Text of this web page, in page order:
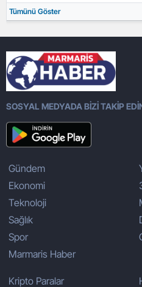
Tümünü Göster
SOSYAL MEDYADA BİZİ TAKİP
Gündem
Ekonomi
Teknoloji
Sağlık
Spor
Marmaris Haber
Kripto Paralar